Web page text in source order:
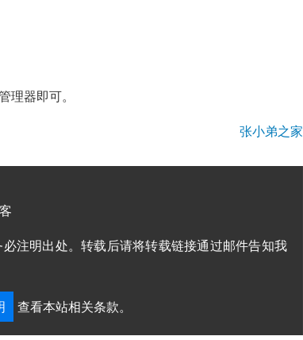
理器即可。
张小弟之家
注明出处。转载后请将转载链接通过邮件告知我
查看本站相关条款。